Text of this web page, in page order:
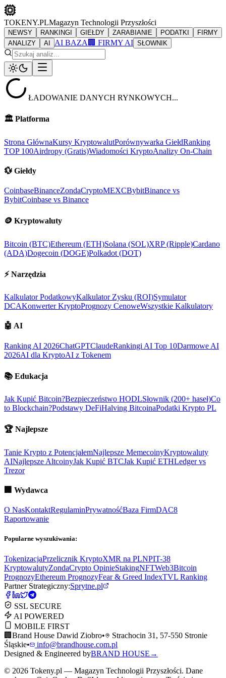
TOKENY.PLMagazyn Technologii Przyszłości
NEWSY RANKINGI GIEŁDY ZARABIANIE PODATKI
FIRMY
ANALIZY
AI AI BAZA 🏢 FIRMY AI SŁOWNIK
ŁADOWANIE DANYCH RYNKOWYCH...
🏛️ Platforma
Strona GłównaKursy KryptowalutPorównywarka GiełdRanking
TOP 100Airdropy (Gratis)Wiadomości KryptoAnalizy On-Chain
💱 Giełdy
CoinbaseBinanceZondaCryptoMEXCBybitBinance vs
BybitCoinbase vs Binance
🪙 Kryptowaluty
Bitcoin (BTC)Ethereum (ETH)Solana (SOL)XRP (Ripple)Cardano
(ADA)Dogecoin (DOGE)Polkadot (DOT)
⚡ Narzędzia
Kalkulator PodatkowyKalkulator Zysku (ROI)Symulator
DCAKonwerter KryptoPrognozy CenoweWszystkie Kalkulatory
🤖 AI
Ranking AI 2026ChatGPTClaudeRankingi AI Top 10Darmowe AI
2026AI dla KryptoAI z Tokenem
📚 Edukacja
Jak Kupić Bitcoin?Bezpieczeństwo HODLSłownik (200+ haseł)Co
to Blockchain?Podstawy DeFiHalving BitcoinaPodatki Krypto PL
🏆 Najlepsze
Tanie Krypto z PotencjałemNajlepsze MemecoinyKryptowaluty
AINajlepsze AltcoinyJak Kupić BTCJak Kupić ETHLedger vs
Trezor
🏢 Wydawca
O NasKontaktRegulaminPrywatnośćBaza FirmDAC8
Raportowanie
Popularne wyszukiwania:
TokenizacjaPrzelicznik KryptoXMR na PLNPIT-38
KryptowalutyZondaCrypto OpinieStakingNFTWeb3Bitcoin
PrognozyEthereum PrognozyFear & Greed IndexTVL Ranking
Partner Strategiczny:Sprytne.pl
SSL SECURE
AI POWERED
MOBILE FIRST
🏢 Brand House Dawid Ziobro•
Strachocin 31, 57-550 Stronie
Śląskie•
info@brandhouse.com.pl
Designed & Engineered byBRAND HOUSE →
© 2026 Tokeny.pl — Magazyn Technologii Przyszłości. Dane